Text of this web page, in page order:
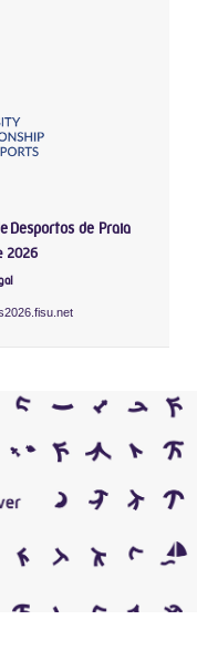
Desportos de Praia
2026